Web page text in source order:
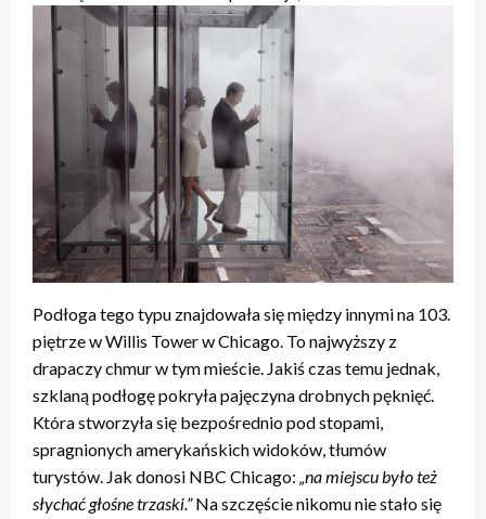
Podłoga tego typu znajdowała się między innymi na 103.
piętrze w Willis Tower w Chicago. To najwyższy z
drapaczy chmur w tym mieście. Jakiś czas temu jednak,
szklaną podłogę pokryła pajęczyna drobnych pęknięć.
Która stworzyła się bezpośrednio pod stopami,
spragnionych amerykańskich widoków, tłumów
turystów. Jak donosi NBC Chicago: „na miejscu było też
słychać głośne trzaski.”Na szczęście nikomu nie stało się